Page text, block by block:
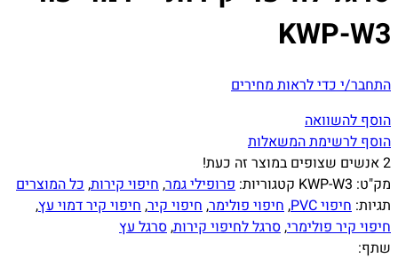
KWP-W3
התחבר/י כדי לראות מחירים
הוסף להשוואה
הוסף לרשימת המשאלות
2אנשים שצופים במוצר זה כעת!
מק"ט: KWP-W3 קטגוריות: פרופילי גמר,חיפוי קירות,כל המוצרים
תגיות: חיפוי PVC ,חיפוי פולימר,חיפוי קיר,חיפוי קיר דמוי עץ,
חיפוי קיר פולימרי,סרגל לחיפוי קירות,סרגל עץ
שתף: